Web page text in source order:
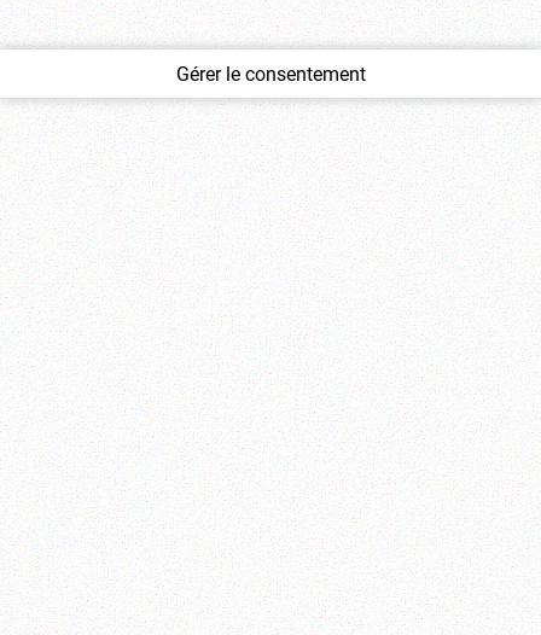
Gérer le consentement